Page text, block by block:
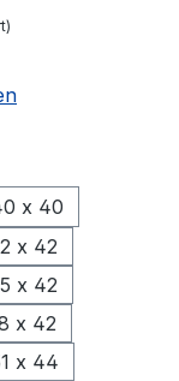
x 40
x 42
x 42
x 42
x 44